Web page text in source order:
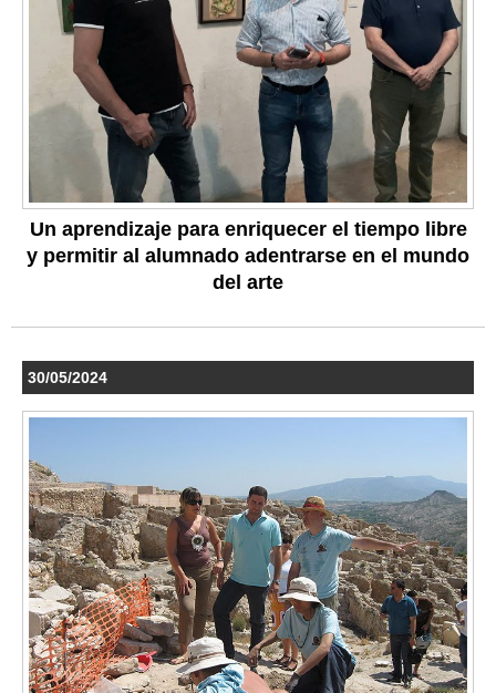
Un aprendizaje para enriquecer el tiempo libre
y permitir al alumnado adentrarse en el mundo
del arte
30/05/2024